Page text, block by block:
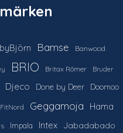
Bamse Banwood
BRIO Britax Römer Bruder
Djeco Done by Deer Doomoo
FitNord Geggamoja Hama
Impala Intex Jabadabado